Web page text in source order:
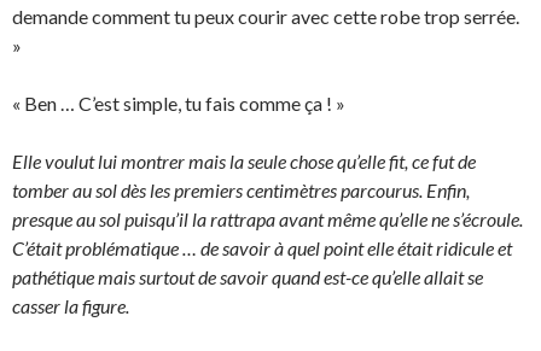
demande comment tu peux courir avec cette robe trop serrée.
»
« Ben … C’est simple, tu fais comme ça ! »
Elle voulut lui montrer mais la seule chose qu’elle fit, ce fut de
tomber au sol dès les premiers centimètres parcourus. Enfin,
presque au sol puisqu’il la rattrapa avant même qu’elle ne s’écroule.
C’était problématique … de savoir à quel point elle était ridicule et
pathétique mais surtout de savoir quand est-ce qu’elle allait se
casser la figure.